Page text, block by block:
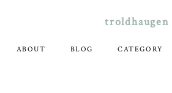
troldhaugen
ABOUT BLOG CATEGORY